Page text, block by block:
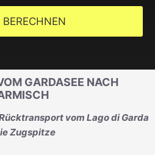
BERECHNEN
GARDASEE NACH
vom Lago di Garda
Zugspitze